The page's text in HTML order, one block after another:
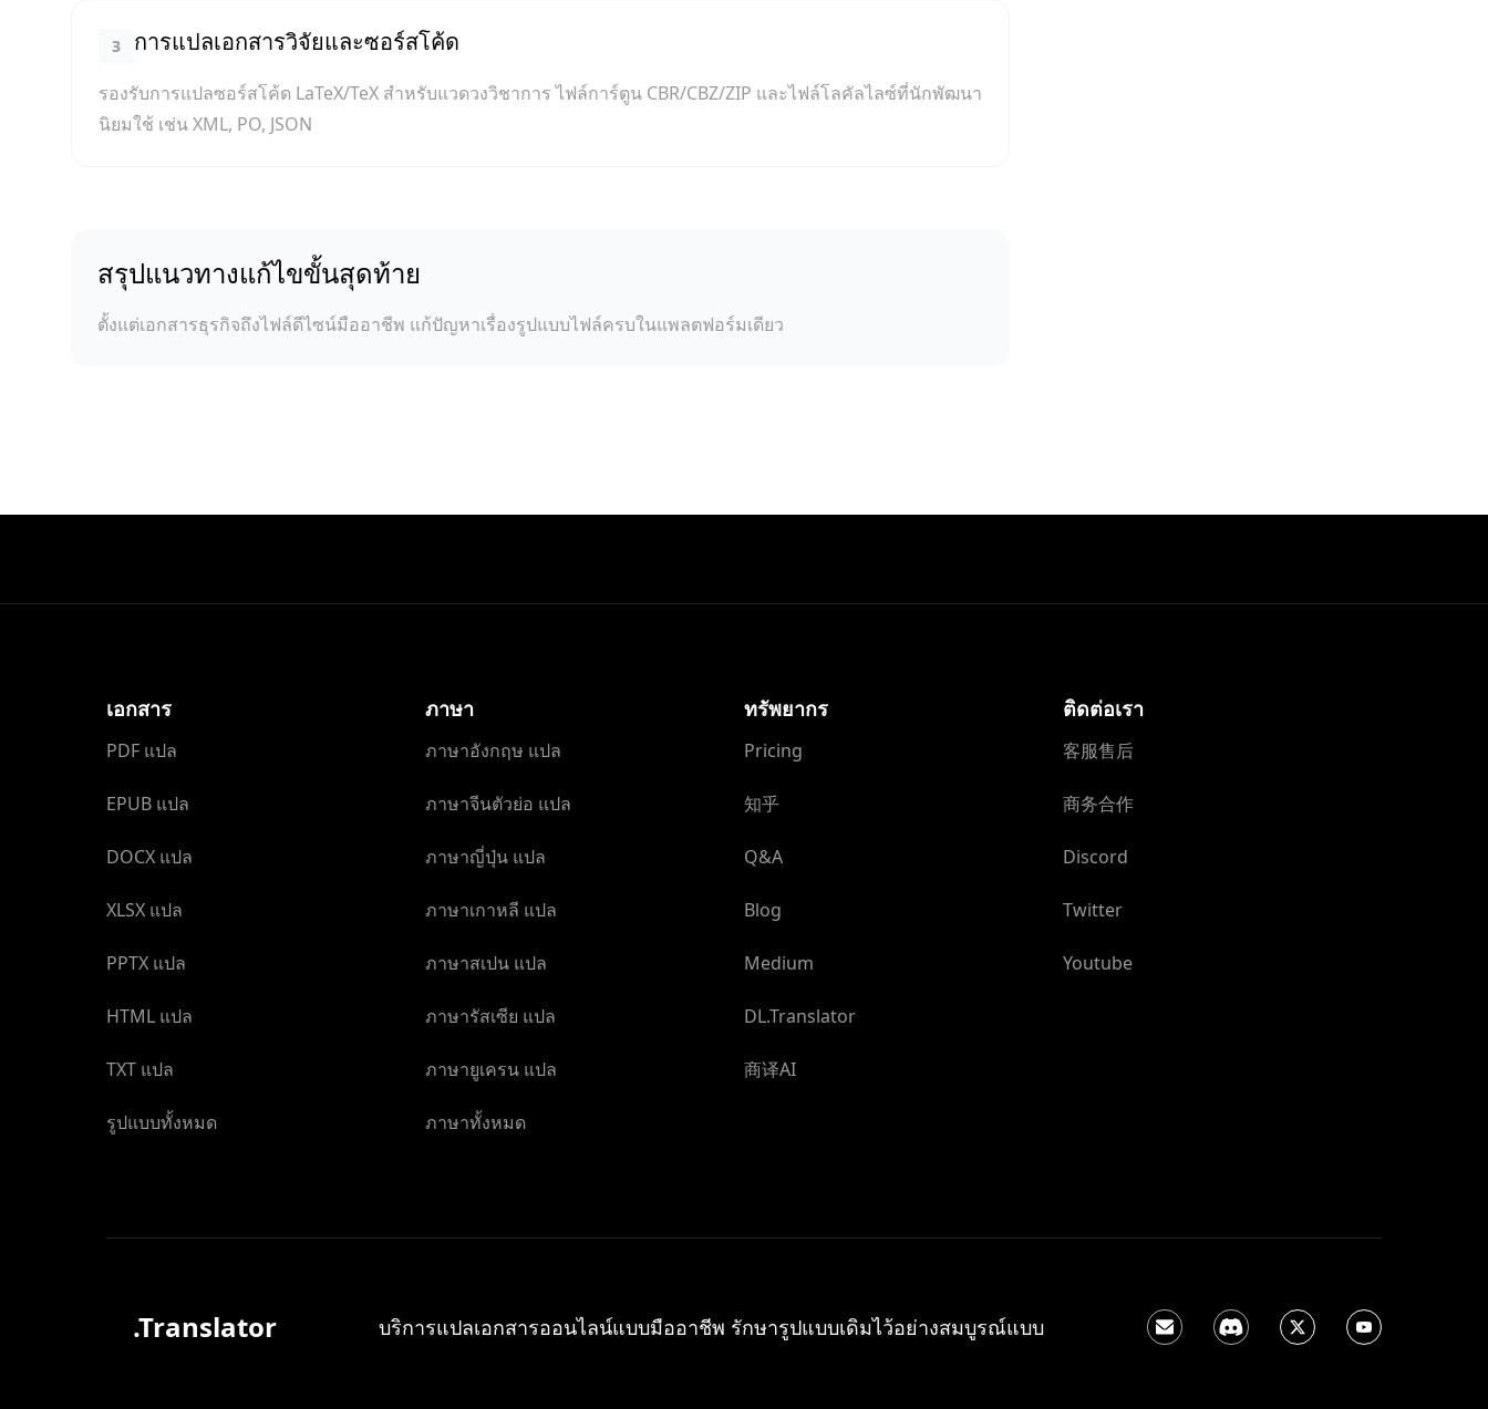
3 การแปลเอกสารวิจัยและซอร์สโค้ด
รองรับการแปลซอร์สโค้ด LaTeX/TeX สำหรับแวดวงวิชาการ ไฟล์การ์ตูน CBR/CBZ/ZIP และไฟล์โลคัลไลซ์ที่นักพัฒนา
นิยมใช้ เช่น XML, PO, JSON
สรุปแนวทางแก้ไขขั้นสุดท้าย
ตั้งแต่เอกสารธุรกิจถึงไฟล์ดีไซน์มืออาชีพ แก้ปัญหาเรื่องรูปแบบไฟล์ครบในแพลตฟอร์มเดียว
เอกสาร
PDF แปล
EPUB แปล
DOCX แปล
XLSX แปล
PPTX แปล
HTML แปล
TXT แปล
รูปแบบทั้งหมด
ภาษา
ภาษาอังกฤษ แปล
ภาษาจีนตัวย่อ แปล
ภาษาญี่ปุ่น แปล
ภาษาเกาหลี แปล
ภาษาสเปน แปล
ภาษารัสเซีย แปล
ภาษายูเครน แปล
ภาษาทั้งหมด
ทรัพยากร
Pricing
知乎
Q&A
Blog
Medium
DL.Translator
商译AI
ติดต่อเรา
客服售后
商务合作
Discord
Twitter
Youtube
.Translator บริการแปลเอกสารออนไลน์แบบมืออาชีพ รักษารูปแบบเดิมไว้อย่างสมบูรณ์แบบ